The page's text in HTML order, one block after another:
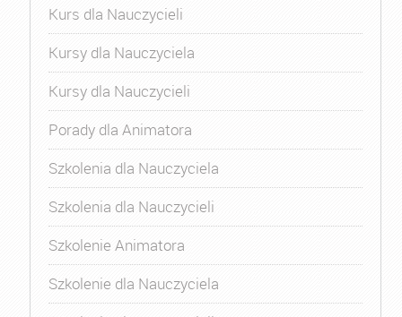
Kurs dla Nauczycieli
Kursy dla Nauczyciela
Kursy dla Nauczycieli
Porady dla Animatora
Szkolenia dla Nauczyciela
Szkolenia dla Nauczycieli
Szkolenie Animatora
Szkolenie dla Nauczyciela